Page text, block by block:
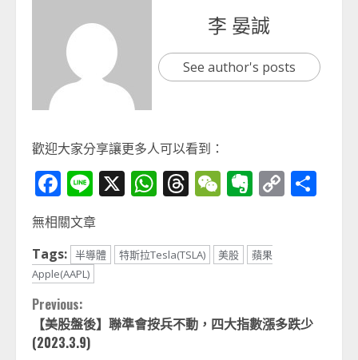
李 晏誠
See author's posts
歡迎大家分享讓更多人可以看到：
Facebook
Line
X WhatsApp
Threads
WeChat
Evernote
Copy
無相關文章
Tags: 半導體 特斯拉Tesla(TSLA) 美股
蘋果
Apple(AAPL)
Continue
Reading
Previous:
【美股盤後】聯準會按兵不動，四大指數漲多跌少
(2023.3.9)